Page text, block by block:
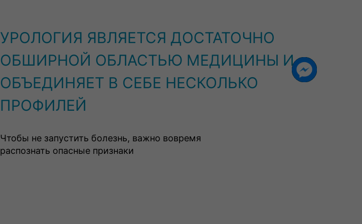
УРОЛОГИЯ ЯВЛЯЕТСЯ ДОСТАТОЧНО
ОБШИРНОЙ ОБЛАСТЬЮ МЕДИЦИНЫ И
ОБЪЕДИНЯЕТ В СЕБЕ НЕСКОЛЬКО
ПРОФИЛЕЙ
Чтобы не запустить болезнь, важно вовремя
распознать опасные признаки